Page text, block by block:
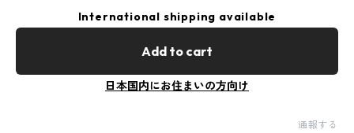
International shipping available
Add to cart
日本国内にお住まいの方向け
通報する